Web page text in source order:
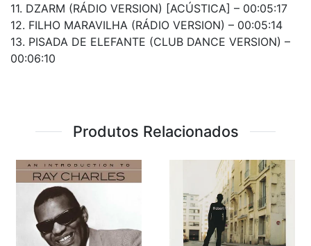
11. DZARM (RÁDIO VERSION) [ACÚSTICA] – 00:05:17
12. FILHO MARAVILHA (RÁDIO VERSION) – 00:05:14
13. PISADA DE ELEFANTE (CLUB DANCE VERSION) –
00:06:10
Produtos Relacionados